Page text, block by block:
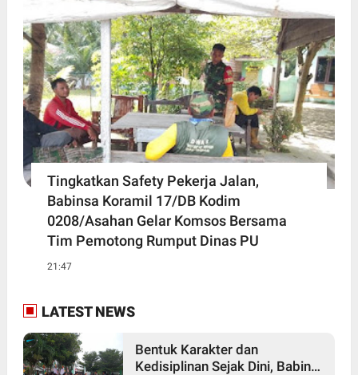
Tingkatkan Safety Pekerja Jalan,
Babinsa Koramil 17/DB Kodim
0208/Asahan Gelar Komsos Bersama
Tim Pemotong Rumput Dinas PU
21:47
LATEST NEWS
Bentuk Karakter dan
Kedisiplinan Sejak Dini, Babinsa